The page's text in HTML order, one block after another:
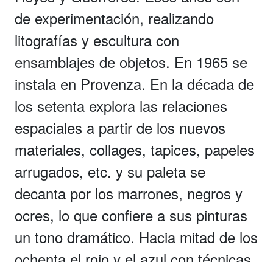
de experimentación, realizando
litografías y escultura con
ensamblajes de objetos. En 1965 se
instala en Provenza. En la década de
los setenta explora las relaciones
espaciales a partir de los nuevos
materiales, collages, tapices, papeles
arrugados, etc. y su paleta se
decanta por los marrones, negros y
ocres, lo que confiere a sus pinturas
un tono dramático. Hacia mitad de los